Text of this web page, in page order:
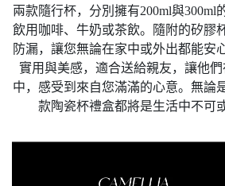
兩款隨行杯，分別擁有200ml與300ml
飲用咖啡、牛奶或茶飲。隨附的矽膠
防漏，讓您無論在家中或外出都能安
實用與美感，適合送給親友，讓他
中，感受到來自您滿滿的心意。無論
款陶瓷杯禮盒都將是生活中不可